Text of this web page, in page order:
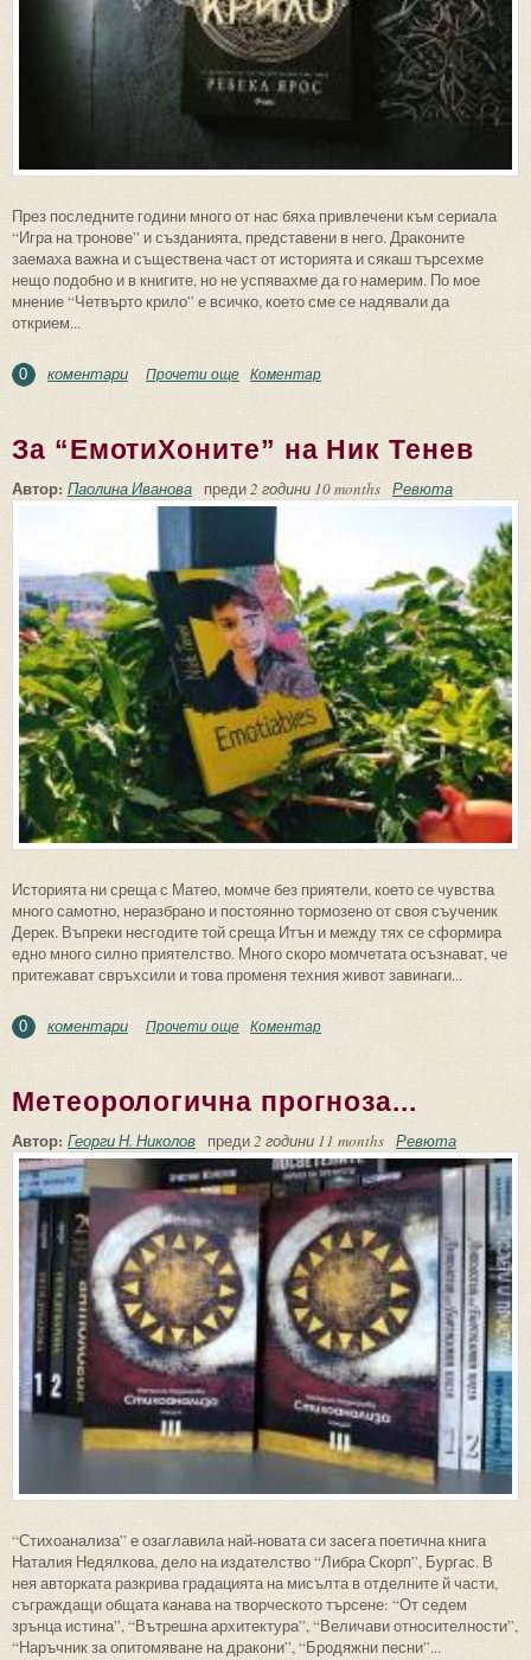
През последните години много от нас бяха привлечени към сериала
“Игра на тронове” и създанията, представени в него. Драконите
заемаха важна и съществена част от историята и сякаш търсехме
нещо подобно и в книгите, но не успявахме да го намерим. По мое
мнение “Четвърто крило” е всичко, което сме се надявали да
открием...
0 коментари Прочети още about За “Четвърто крило” на Ребека
Коментар
За “ЕмотиХоните” на Ник Тенев
Автор: Паолина Иванова преди2 години 10 months Ревюта
Историята ни среща с Матео, момче без приятели, което се чувства
много самотно, неразбрано и постоянно тормозено от своя съученик
Дерек. Въпреки несгодите той среща Итън и между тях се сформира
едно много силно приятелство. Много скоро момчетата осъзнават, че
притежават свръхсили и това променя техния живот завинаги...
0 коментари Прочети още about За “ЕмотиХоните” на Ник Тенев
Коментар
Метеорологична прогноза...
Автор: Георги Н. Николов преди2 години 11 months Ревюта
“Стихоанализа” е озаглавила най-новата си засега поетична книга
Наталия Недялкова, дело на издателство “Либра Скорп”, Бургас. В
нея авторката разкрива градацията на мисълта в отделните й части,
съграждащи общата канава на творческото търсене: “От седем
зрънца истина”, “Вътрешна архитектура”, “Величави относителности”,
“Наръчник за опитомяване на дракони”, “Бродяжни песни”...